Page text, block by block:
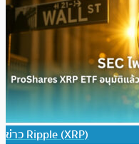
ข่าว Ripple (XRP)